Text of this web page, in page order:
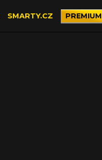
SMARTY.CZ PREMIUM